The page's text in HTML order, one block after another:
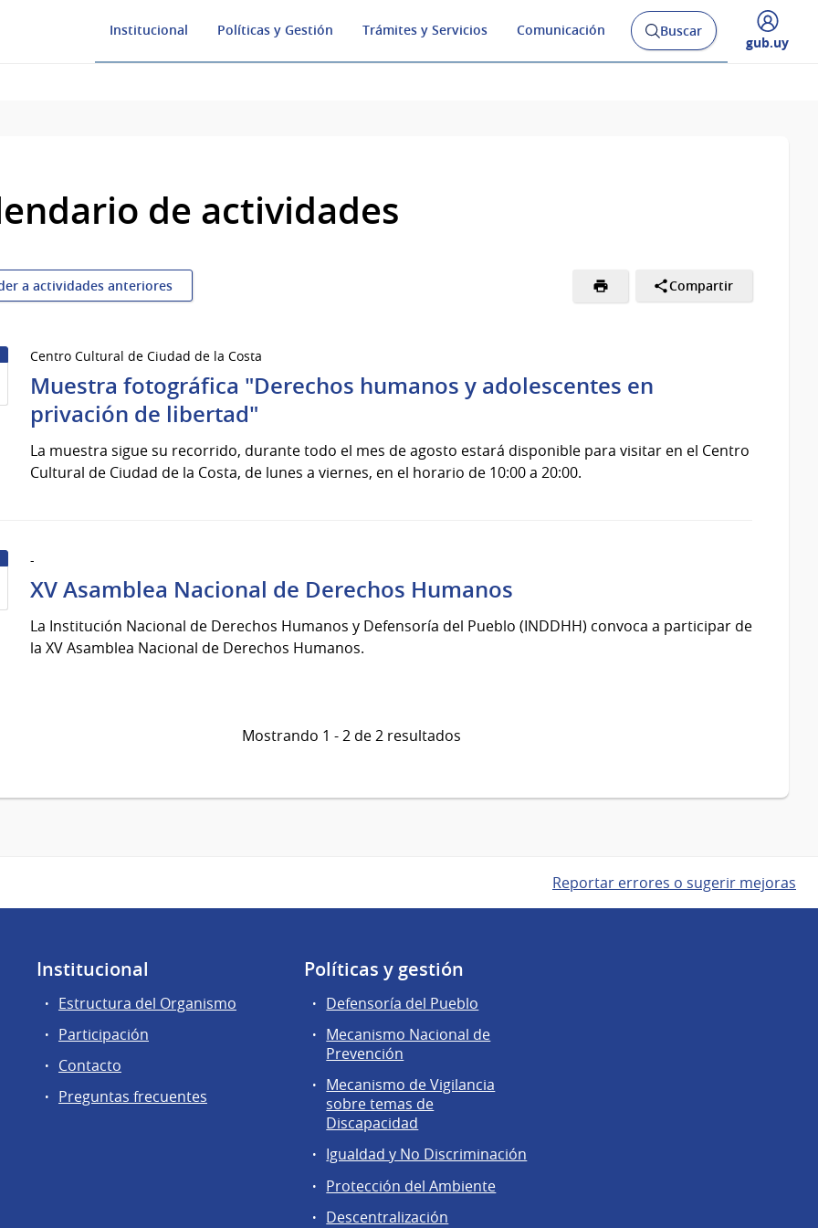
Institucional Políticas y Gestión Trámites y Servicios Comunicación
Abrir
buscador
Buscar
Desplegar
gub.uy
de actividades
a actividades anteriores Compartir
Centro Cultural de Ciudad de la Costa
Muestra fotográfica "Derechos humanos y adolescentes en
privación de libertad"
La muestra sigue su recorrido, durante todo el mes de agosto estará disponible para visitar en el Centro
Cultural de Ciudad de la Costa, de lunes a viernes, en el horario de 10:00 a 20:00.
-
XV Asamblea Nacional de Derechos Humanos
La Institución Nacional de Derechos Humanos y Defensoría del Pueblo (INDDHH) convoca a participar de
la XV Asamblea Nacional de Derechos Humanos.
Mostrando 1 - 2 de 2 resultados
Reportar errores o sugerir mejoras
Institucional
Estructura del Organismo
Participación
Contacto
Preguntas frecuentes
Políticas y gestión
Defensoría del Pueblo
Mecanismo Nacional de
Prevención
Mecanismo de Vigilancia
sobre temas de
Discapacidad
Igualdad y No Discriminación
Protección del Ambiente
Descentralización